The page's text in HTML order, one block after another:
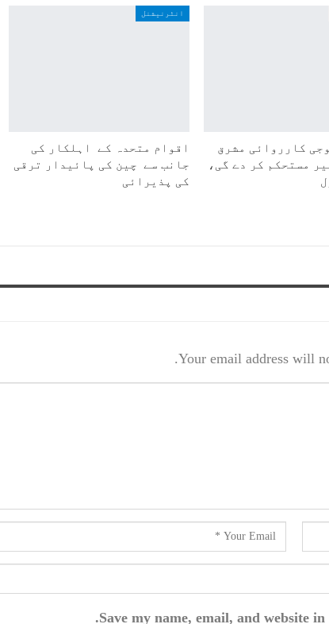
کارروائی مشرق
مستحکم کر دے گی،
انٹرنیشنل
اقوام متحدہ کے اہلکار کی
جانب سے چین کی پائیدار ترقی
کی پذیرائی
Your email address will
Save my name, email, and website